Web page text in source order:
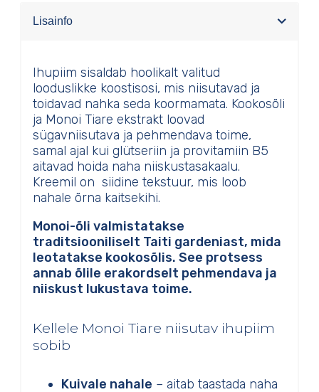
Lisainfo
Ihupiim sisaldab hoolikalt valitud
looduslikke koostisosi, mis niisutavad ja
toidavad nahka seda koormamata. Kookosõli
ja Monoi Tiare ekstrakt loovad
sügavniisutava ja pehmendava toime,
samal ajal kui glütseriin ja provitamiin B5
aitavad hoida naha niiskustasakaalu.
Kreemil on siidine tekstuur, mis loob
nahale õrna kaitsekihi.
Monoi-õli valmistatakse
traditsiooniliselt Taiti gardeniast, mida
leotatakse kookosõlis. See protsess
annab õlile erakordselt pehmendava ja
niiskust lukustava toime.
Kellele Monoi Tiare niisutav ihupiim
sobib
Kuivale nahale – aitab taastada naha